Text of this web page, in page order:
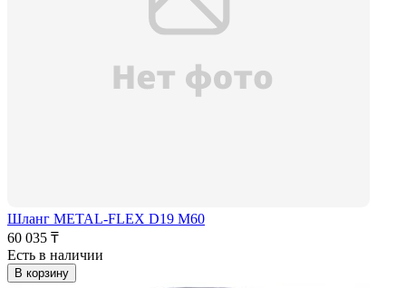
Шланг METAL-FLEX D19 M60
60 035 ₸
Есть в наличии
В корзину